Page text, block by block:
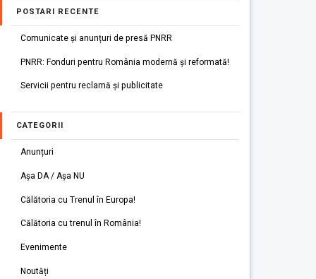
POSTARI RECENTE
Comunicate și anunțuri de presă PNRR
PNRR: Fonduri pentru România modernă și reformată!
Servicii pentru reclamă și publicitate
CATEGORII
Anunțuri
Așa DA / Așa NU
Călătoria cu Trenul în Europa!
Călătoria cu trenul în România!
Evenimente
Noutăți